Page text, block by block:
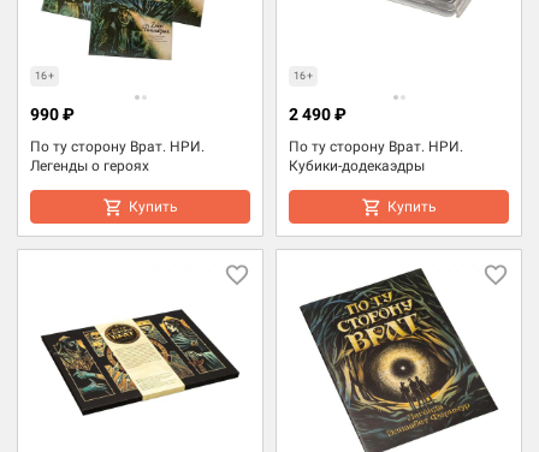
16+
По ту сторону Врат. НРИ.
Легенды о героях
990 ₽
Купить
16+
По ту сторону Врат. НРИ.
Кубики-додекаэдры
2 490 ₽
Купить